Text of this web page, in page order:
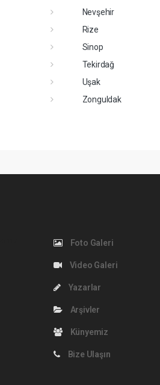
Nevşehir
Rize
Sinop
Tekirdağ
Uşak
Zonguldak
Foto Galeri
Video Galeri
Yazarlar
Arşivler
Künyemiz
Bize Ulaşın